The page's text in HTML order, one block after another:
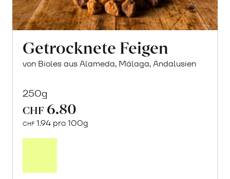
Getrocknete Feigen
von Bioles aus Alameda, Málaga, Andalusien
250g
CHF 6.80
CHF 1.94 pro 100g